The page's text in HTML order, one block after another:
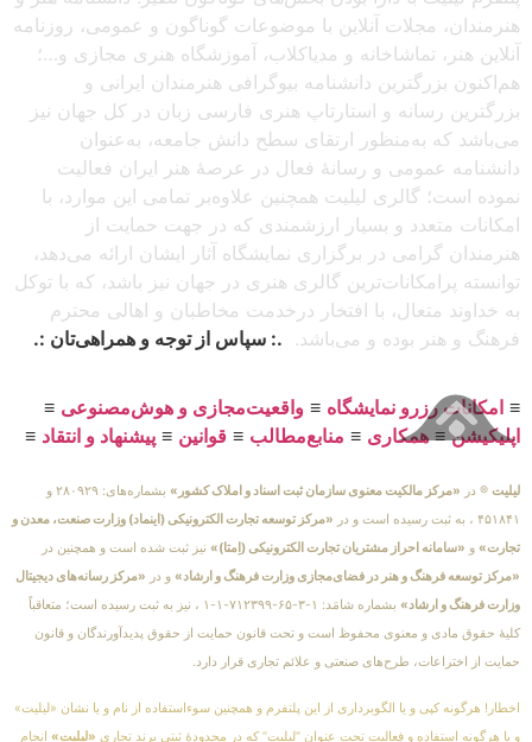
هنرمندان، مجلات آنلاین با موضوعات گوناگون و عمومی، روزنامه
آنلاین هنر، تماشاخانه و مدیاکلاب، آموزشگاه هنری مجازی و…؛
هم‌اکنون بزرگترین دانشنامه بیوگرافی هنرمندان ایرانی و
بزرگترین رسانه و استارتاپ هنری فارسی زبان در کل جهان نیز
می‌باشد که به‌منظور ارتقای سطح دانش جامعه، به‌عنوان
دانشنامه عمومی و رسانهٔ فعال در عرصهٔ هنر ایران فعالیت
نموده است؛ گالری لیلیت همچنین علاوه‌بر تمامی این موارد، با
امکانات متعدد و بسیار ارزشمندی که در جهت حمایت از
هنرمندان گرامی در برگزاری نمایشگاه آثار ایشان ارائه می‌دهد،
توانسته پرامکانات‌ترین گالری هنری در جهان نیز باشد، که با توکل
به خداوند متعال، با افتخار درخدمت مخاطبان و اهالی محترم
فرهنگ و هنر بوده و می‌باشد. .: سپاس از توجه و همراهی‌تان :.
≡ امکانات رزرو نمایشگاه ≡ واقعیت‌مجازی و هوش‌مصنوعی ≡
اپلیکیشن≡همکاری ≡ منابع‌مطالب ≡ قوانین ≡ پیشنهاد و انتقاد ≡
لیلیت ® در «مرکز مالکیت معنوی سازمان ثبت اسناد و املاک کشور»
بشماره‌های: ۲۸۰۹۲۹ و
۴۵۱۸۴۱ ، به ثبت رسیده است و در
«مرکز توسعه تجارت الکترونیکی (اینماد) وزارت صنعت، معدن و
تجارت» و «سامانه احراز مشتریان تجارت الکترونیکی (اِمتا)» نیز ثبت شده است و همچنین در
«مرکز توسعه فرهنگ و هنر در فضای‌مجازی وزارت فرهنگ و ارشاد» و در «مرکز رسانه‌های دیجیتال
وزارت فرهنگ و ارشاد»
بشماره شامَد: ۱-۳-۶۵-۷۱۲۳۹۹-۱-۱ ، نیز به ثبت رسیده است؛ متعاقباً
کلیهٔ حقوق مادی و معنوی محفوظ است و تحت قانون حمایت از حقوق پدیدآورندگان و قانون
حمایت از اختراعات، طرح‌های صنعتی و علائم تجاری قرار دارد.
اخطار! هرگونه کپی و یا الگوبرداری از این پلتفرم و همچنین سوءاستفاده از نام و یا نشان «لیلیت»
و یا هرگونه استفاده و فعالیت تحت عنوان “لیلیت” که در محدودهٔ ثبتی برند تجاری «لیلیت» انجام